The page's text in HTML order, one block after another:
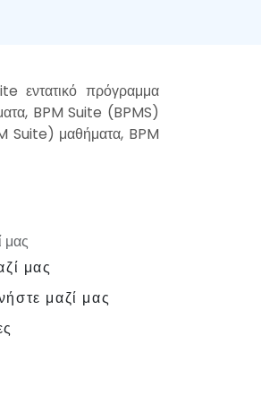
εντατικό πρόγραμμα
BPM Suite (BPMS)
Suite) μαθήματα, BPM
μας
μας
μαζί μας